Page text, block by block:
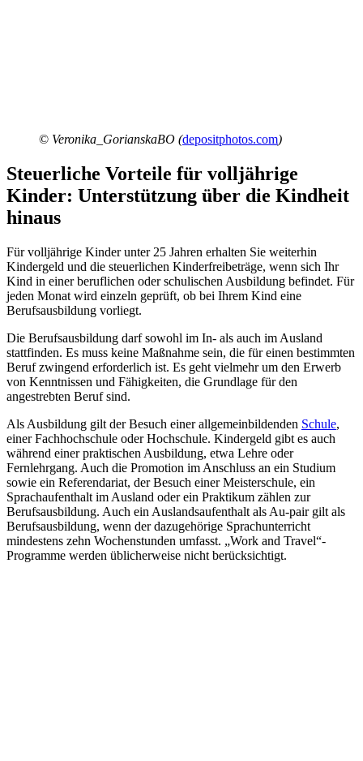
© Veronika_GorianskaBO (depositphotos.com)
Steuerliche Vorteile für volljährige
Kinder: Unterstützung über die Kindheit
hinaus
Für volljährige Kinder unter 25 Jahren erhalten Sie weiterhin
Kindergeld und die steuerlichen Kinderfreibeträge, wenn sich Ihr
Kind in einer beruflichen oder schulischen Ausbildung befindet. Für
jeden Monat wird einzeln geprüft, ob bei Ihrem Kind eine
Berufsausbildung vorliegt.
Die Berufsausbildung darf sowohl im In- als auch im Ausland
stattfinden. Es muss keine Maßnahme sein, die für einen bestimmten
Beruf zwingend erforderlich ist. Es geht vielmehr um den Erwerb
von Kenntnissen und Fähigkeiten, die Grundlage für den
angestrebten Beruf sind.
Als Ausbildung gilt der Besuch einer allgemeinbildenden Schule,
einer Fachhochschule oder Hochschule. Kindergeld gibt es auch
während einer praktischen Ausbildung, etwa Lehre oder
Fernlehrgang. Auch die Promotion im Anschluss an ein Studium
sowie ein Referendariat, der Besuch einer Meisterschule, ein
Sprachaufenthalt im Ausland oder ein Praktikum zählen zur
Berufsausbildung. Auch ein Auslandsaufenthalt als Au-pair gilt als
Berufsausbildung, wenn der dazugehörige Sprachunterricht
mindestens zehn Wochenstunden umfasst. „Work and Travel“-
Programme werden üblicherweise nicht berücksichtigt.